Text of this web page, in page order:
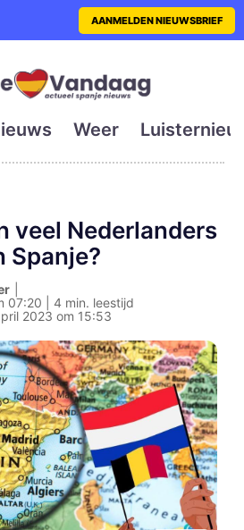
is de eerste
AANMELDEN NIEUWSBRIEF
Weer
veel Nederlanders
Spanje?
07:20 | 4 min. leestijd
2023 om 15:53